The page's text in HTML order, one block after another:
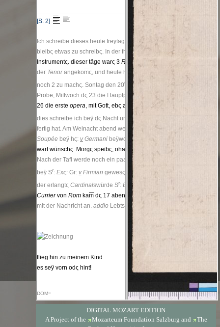
DIGITAL MOZART EDITION
A Project of the
Mozarteum Foundation Salzburg and
The